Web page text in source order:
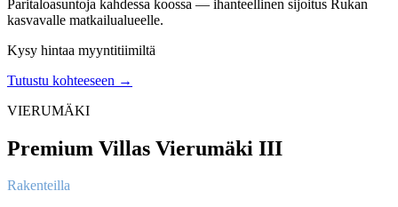
Paritaloasuntoja kahdessa koossa — ihanteellinen sijoitus Rukan
kasvavalle matkailualueelle.
Kysy hintaa myyntitiimiltä
Tutustu kohteeseen →
VIERUMÄKI
Premium Villas Vierumäki III
Rakenteilla